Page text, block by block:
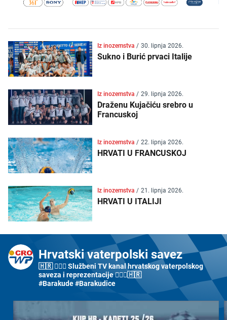
Iz inozemstva / 30. lipnja 2026.
Sukno i Burić prvaci Italije
Iz inozemstva / 29. lipnja 2026.
Draženu Kujačiću srebro u
Francuskoj
Iz inozemstva / 22. lipnja 2026.
HRVATI U FRANCUSKOJ
Iz inozemstva / 21. lipnja 2026.
HRVATI U ITALIJI
Hrvatski vaterpolski savez
🇭🇷 🤽🏼‍♂️ Službeni TV kanal hrvatskog vaterpolskog
saveza i reprezentacije 🤽🏼‍♀️🇭🇷
#Barakude #Barakudice